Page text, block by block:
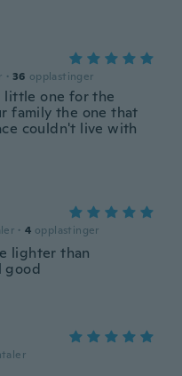
· 36 opplastinger
little one for the
family the one that
couldn't live with
· 4 opplastinger
lighter than
good